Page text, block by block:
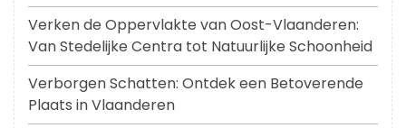
Verken de Oppervlakte van Oost-Vlaanderen:
Van Stedelijke Centra tot Natuurlijke Schoonheid
Verborgen Schatten: Ontdek een Betoverende
Plaats in Vlaanderen